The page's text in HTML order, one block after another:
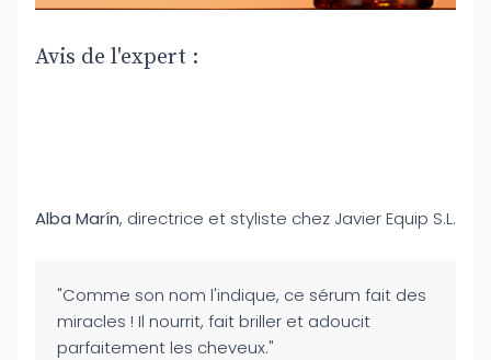
Avis de l'expert :
Alba Marín, directrice et styliste chez Javier Equip S.L.
"Comme son nom l'indique, ce sérum fait des
miracles ! Il nourrit, fait briller et adoucit
parfaitement les cheveux."